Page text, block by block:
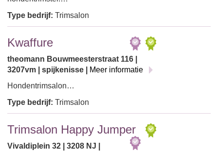
Type bedrijf: Trimsalon
Kwaffure
theomann Bouwmeesterstraat 116 |
3207vm | spijkenisse |
Meer informatie
Hondentrimsalon…
Type bedrijf: Trimsalon
Trimsalon Happy Jumper
Vivaldiplein 32 | 3208 NJ |